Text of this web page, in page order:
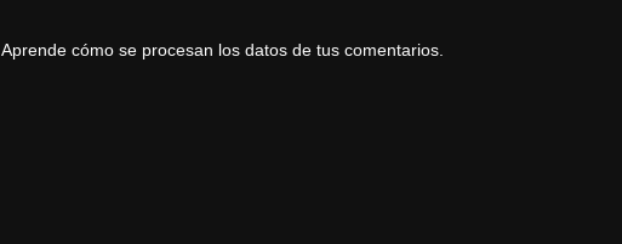
Aprende cómo se procesan los datos de tus comentarios.